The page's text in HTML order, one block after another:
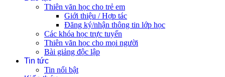
Thiên văn học cho trẻ em
Giới thiệu / Hợp tác
Đăng ký/nhận thông tin lớp học
Các khóa học trực tuyến
Thiên văn học cho mọi người
Bài giảng độc lập
Tin tức
Tin nổi bật